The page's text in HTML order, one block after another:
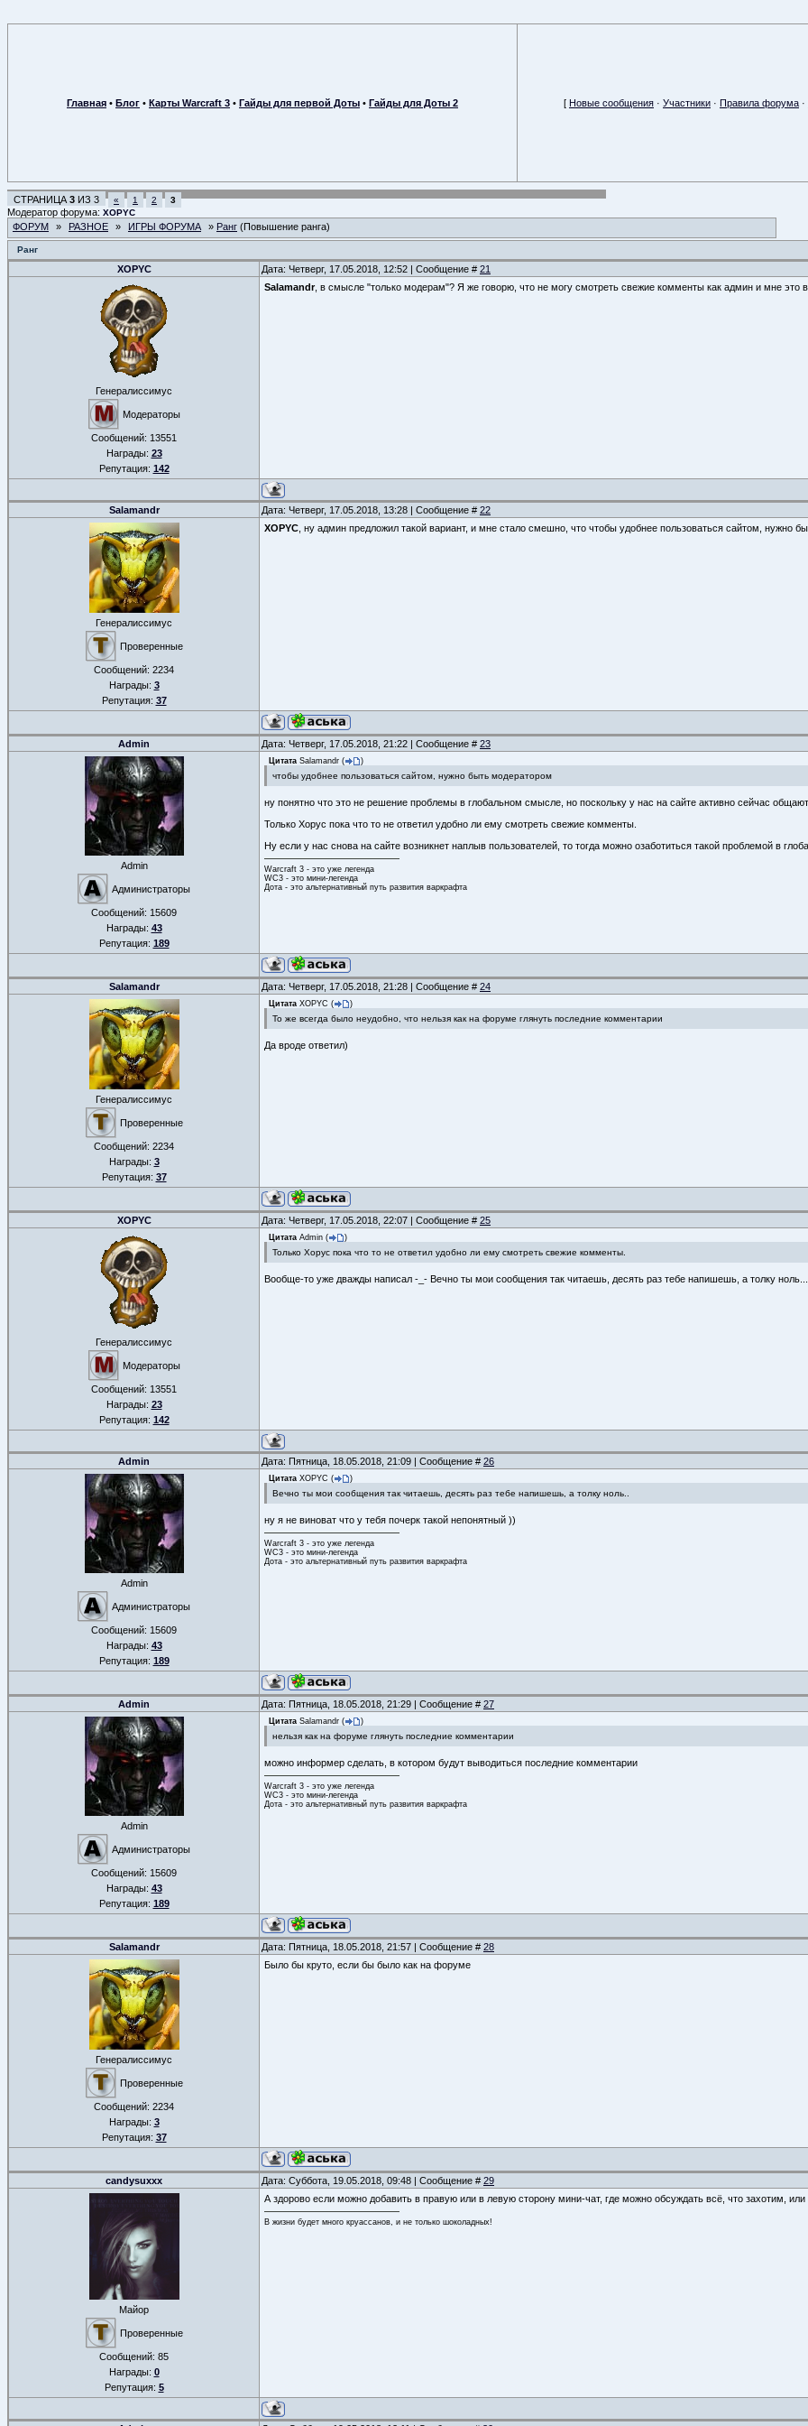
Главная • Блог • Карты Warcraft 3 • Гайды для первой Доты • Гайды для Доты 2 [ Новые сообщения · Участники · Правила форума ·
СТРАНИЦА 3 ИЗ 3 « 1 2 3
Модератор форума: XOPYC
ФОРУМ » РАЗНОЕ » ИГРЫ ФОРУМА » Ранг (Повышение ранга)
Ранг
XOPYC Дата: Четверг, 17.05.2018, 12:52 | Сообщение # 21
Генералиссимус
Модераторы
Сообщений: 13551
Награды: 23
Репутация: 142
Salamandr, в смысле "только модерам"? Я же говорю, что не могу смотреть свежие комменты как админ и мне это
Salamandr Дата: Четверг, 17.05.2018, 13:28 | Сообщение # 22
Генералиссимус
Проверенные
Сообщений: 2234
Награды: 3
Репутация: 37
XOPYC , ну админ предложил такой вариант, и мне стало смешно, что чтобы удобнее пользоваться сайтом, нужно
Admin Дата: Четверг, 17.05.2018, 21:22 | Сообщение # 23
Admin
Администраторы
Сообщений: 15609
Награды: 43
Репутация: 189
Цитата Salamandr ( )
чтобы удобнее пользоваться сайтом, нужно быть модератором
ну понятно что это не решение проблемы в глобальном смысле, но поскольку у нас на сайте активно сейчас
Только Хорус пока что то не ответил удобно ли ему смотреть свежие комменты.
Ну если у нас снова на сайте возникнет наплыв пользователей, то тогда можно озаботиться такой проблемой в
Warcraft 3 - это уже легенда
WC3 - это мини-легенда
Дота - это альтернативный путь развития варкрафта
Salamandr Дата: Четверг, 17.05.2018, 21:28 | Сообщение # 24
Генералиссимус
Проверенные
Сообщений: 2234
Награды: 3
Репутация: 37
Цитата XOPYC ( )
То же всегда было неудобно, что нельзя как на форуме глянуть последние комментарии
Да вроде ответил)
XOPYC Дата: Четверг, 17.05.2018, 22:07 | Сообщение # 25
Генералиссимус
Модераторы
Сообщений: 13551
Награды: 23
Репутация: 142
Цитата Admin ( )
Только Хорус пока что то не ответил удобно ли ему смотреть свежие комменты.
Вообще-то уже дважды написал -_- Вечно ты мои сообщения так читаешь, десять раз тебе напишешь, а толку ноль...
Admin Дата: Пятница, 18.05.2018, 21:09 | Сообщение # 26
Admin
Администраторы
Сообщений: 15609
Награды: 43
Репутация: 189
Цитата XOPYC ( )
Вечно ты мои сообщения так читаешь, десять раз тебе напишешь, а толку ноль..
ну я не виноват что у тебя почерк такой непонятный ))
Warcraft 3 - это уже легенда
WC3 - это мини-легенда
Дота - это альтернативный путь развития варкрафта
Admin Дата: Пятница, 18.05.2018, 21:29 | Сообщение # 27
Admin
Администраторы
Сообщений: 15609
Награды: 43
Репутация: 189
Цитата Salamandr ( )
нельзя как на форуме глянуть последние комментарии
можно информер сделать, в котором будут выводиться последние комментарии
Warcraft 3 - это уже легенда
WC3 - это мини-легенда
Дота - это альтернативный путь развития варкрафта
Salamandr Дата: Пятница, 18.05.2018, 21:57 | Сообщение # 28
Генералиссимус
Проверенные
Сообщений: 2234
Награды: 3
Репутация: 37
Было бы круто, если бы было как на форуме
candysuxxx Дата: Суббота, 19.05.2018, 09:48 | Сообщение # 29
Майор
Проверенные
Сообщений: 85
Награды: 0
Репутация: 5
А здорово если можно добавить в правую или в левую сторону мини-чат, где можно обсуждать всё, что захотим, или
В жизни будет много круассанов, и не только шоколадных!